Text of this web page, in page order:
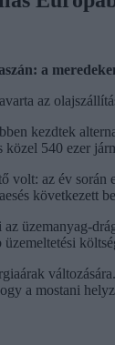
a
az
kezdtek
540 ezer
volt: az év
következett
üzemanyag-
a mostani